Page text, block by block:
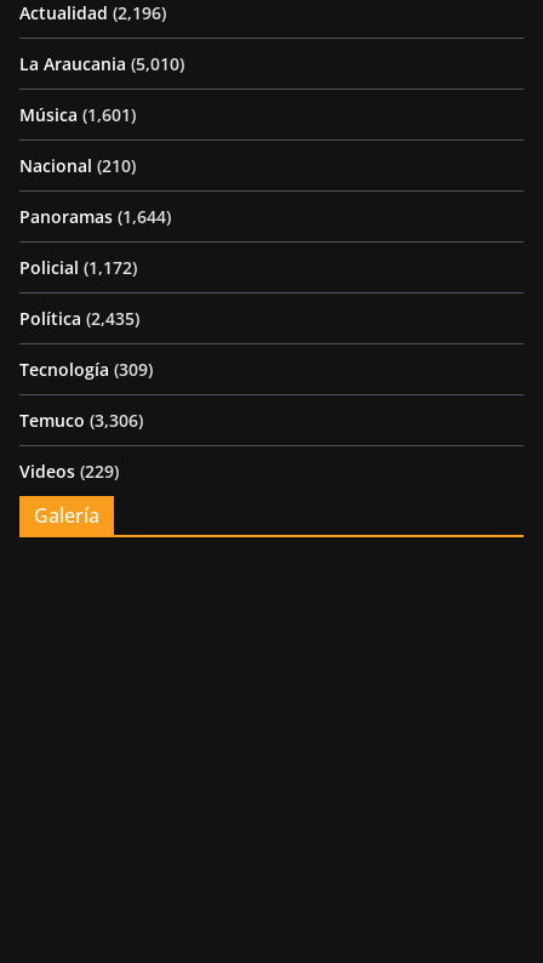
Actualidad (2,196)
La Araucania (5,010)
Música (1,601)
Nacional (210)
Panoramas (1,644)
Policial (1,172)
Política (2,435)
Tecnología (309)
Temuco (3,306)
Videos (229)
Galería